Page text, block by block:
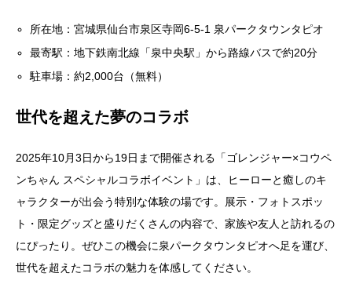
所在地：宮城県仙台市泉区寺岡6-5-1 泉パークタウンタピオ
最寄駅：地下鉄南北線「泉中央駅」から路線バスで約20分
駐車場：約2,000台（無料）
世代を超えた夢のコラボ
2025年10月3日から19日まで開催される「ゴレンジャー×コウペ
ンちゃん スペシャルコラボイベント」は、ヒーローと癒しのキ
ャラクターが出会う特別な体験の場です。展示・フォトスポッ
ト・限定グッズと盛りだくさんの内容で、家族や友人と訪れるの
にぴったり。ぜひこの機会に泉パークタウンタピオへ足を運び、
世代を超えたコラボの魅力を体感してください。